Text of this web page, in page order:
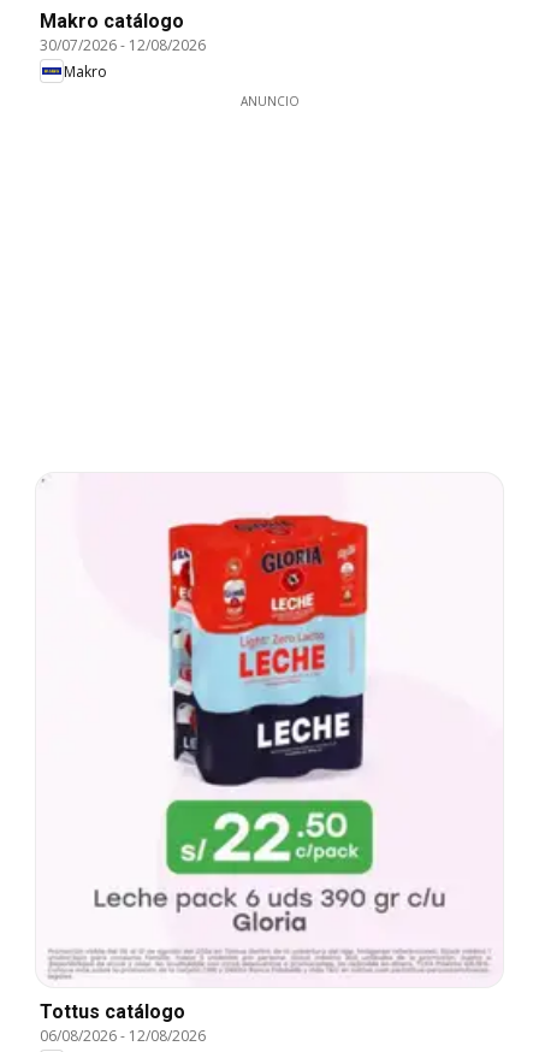
Makro catálogo
30/07/2026- 12/08/2026
Makro
ANUNCIO
Tottus catálogo
06/08/2026- 12/08/2026